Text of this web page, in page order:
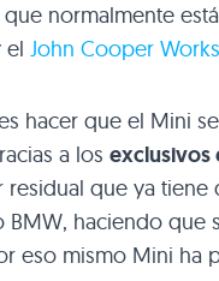
que normalmente
el John Cooper Works
hacer que el Mini
a los exclusivos
residual que ya
BMW, haciendo que
eso mismo Mini ha